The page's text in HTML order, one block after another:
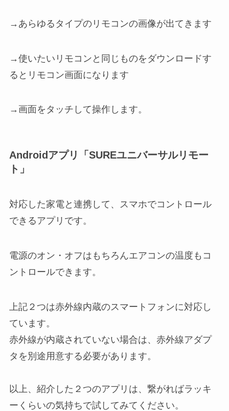
→あらゆるタイプのリモコンの画像が出てきます
→使いたいリモコンと同じものをダウンロードす
るとリモコン画面になります
→画面をタッチして操作します。
Androidアプリ「SUREユニバーサルリモー
ト」
対応した家電と連携して、スマホでコントロール
できるアプリです。
電源のオン・オフはもちろんエアコンの温度もコ
ントロールできます。
上記２つは赤外線内蔵のスマートフォンに対応し
ています。
赤外線が内蔵されていない場合は、赤外線アダプ
タを別途用意する必要があります。
以上、紹介した２つのアプリは、繋がればラッキ
ーくらいの気持ちで試してみてください。